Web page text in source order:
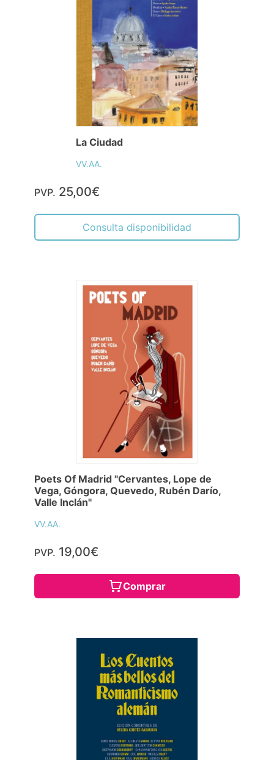
La Ciudad
VV.AA.
PVP. 25,00€
Consulta disponibilidad
Poets Of Madrid "Cervantes, Lope de
Vega, Góngora, Quevedo, Rubén Darío,
Valle Inclán"
VV.AA.
PVP. 19,00€
Comprar